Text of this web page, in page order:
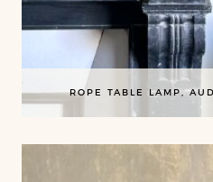
ROPE TABLE LAMP,